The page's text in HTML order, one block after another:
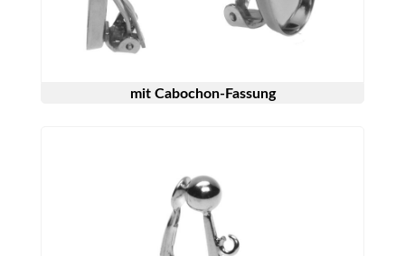
mit Cabochon-Fassung